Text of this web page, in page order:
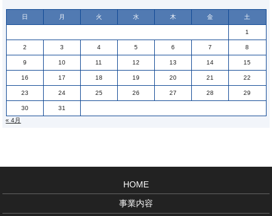
日 月 火 水 木 金 土
1
2 3 4 5 6 7 8
9 10 11 12 13 14 15
16 17 18 19 20 21 22
23 24 25 26 27 28 29
30
31
« 4月
HOME
事業内容